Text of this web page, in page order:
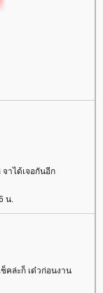
าได้เจอกันอีก
น.
คล่ะก็ เด๋วก่อนงาน